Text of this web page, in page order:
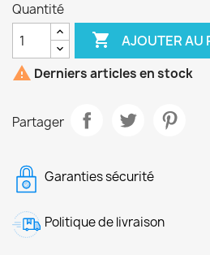
Quantité
 AJOUTER AU
 Derniers articles en stock
Partager
Garanties sécurité
Politique de livraison